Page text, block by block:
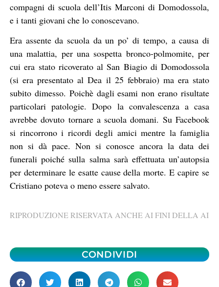
compagni di scuola dell’Itis Marconi di Domodossola,
e i tanti giovani che lo conoscevano.
Era assente da scuola da un po’ di tempo, a causa di
una malattia, per una sospetta bronco-polmomite, per
cui era stato ricoverato al San Biagio di Domodossola
(si era presentato al Dea il 25 febbraio) ma era stato
subito dimesso. Poichè dagli esami non erano risultate
particolari patologie. Dopo la convalescenza a casa
avrebbe dovuto tornare a scuola domani. Su Facebook
si rincorrono i ricordi degli amici mentre la famiglia
non si dà pace. Non si conosce ancora la data dei
funerali poiché sulla salma sarà effettuata un’autopsia
per determinare le esatte cause della morte. E capire se
Cristiano poteva o meno essere salvato.
RIPRODUZIONE RISERVATA ANCHE AI FINI DELLA AI
CONDIVIDI